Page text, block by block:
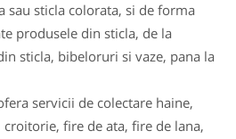
sau sticla colorata, si de forma
produsele din sticla, de la
sticla, bibeloruri si vaze, pana la
servicii de colectare haine,
fire de ata, fire de lana,